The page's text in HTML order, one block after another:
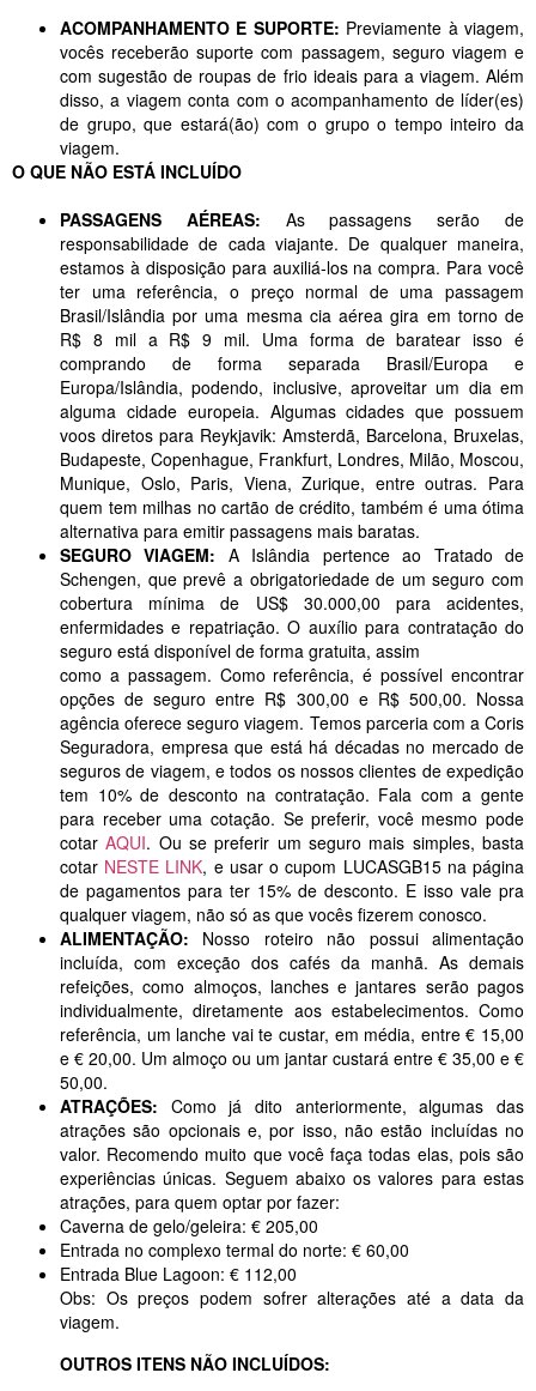
ACOMPANHAMENTO E SUPORTE: Previamente à viagem,
vocês receberão suporte com passagem, seguro viagem e
com sugestão de roupas de frio ideais para a viagem. Além
disso, a viagem conta com o acompanhamento de líder(es)
de grupo, que estará(ão) com o grupo o tempo inteiro da
viagem.
O QUE NÃO ESTÁ INCLUÍDO
PASSAGENS AÉREAS: As passagens serão de
responsabilidade de cada viajante. De qualquer maneira,
estamos à disposição para auxiliá-los na compra. Para você
ter uma referência, o preço normal de uma passagem
Brasil/Islândia por uma mesma cia aérea gira em torno de
R$ 8 mil a R$ 9 mil. Uma forma de baratear isso é
comprando de forma separada Brasil/Europa e
Europa/Islândia, podendo, inclusive, aproveitar um dia em
alguma cidade europeia. Algumas cidades que possuem
voos diretos para Reykjavik: Amsterdã, Barcelona, Bruxelas,
Budapeste, Copenhague, Frankfurt, Londres, Milão, Moscou,
Munique, Oslo, Paris, Viena, Zurique, entre outras. Para
quem tem milhas no cartão de crédito, também é uma ótima
alternativa para emitir passagens mais baratas.
SEGURO VIAGEM: A Islândia pertence ao Tratado de
Schengen, que prevê a obrigatoriedade de um seguro com
cobertura mínima de US$ 30.000,00 para acidentes,
enfermidades e repatriação. O auxílio para contratação do
seguro está disponível de forma gratuita, assim
como a passagem. Como referência, é possível encontrar
opções de seguro entre R$ 300,00 e R$ 500,00. Nossa
agência oferece seguro viagem. Temos parceria com a Coris
Seguradora, empresa que está há décadas no mercado de
seguros de viagem, e todos os nossos clientes de expedição
tem 10% de desconto na contratação. Fala com a gente
para receber uma cotação. Se preferir, você mesmo pode
cotarAQUI. Ou se preferir um seguro mais simples, basta
cotar NESTE LINK, e usar o cupom LUCASGB15 na página
de pagamentos para ter 15% de desconto. E isso vale pra
qualquer viagem, não só as que vocês fizerem conosco.
ALIMENTAÇÃO: Nosso roteiro não possui alimentação
incluída, com exceção dos cafés da manhã. As demais
refeições, como almoços, lanches e jantares serão pagos
individualmente, diretamente aos estabelecimentos. Como
referência, um lanche vai te custar, em média, entre € 15,00
e € 20,00. Um almoço ou um jantar custará entre € 35,00 e €
50,00.
ATRAÇÕES: Como já dito anteriormente, algumas das
atrações são opcionais e, por isso, não estão incluídas no
valor. Recomendo muito que você faça todas elas, pois são
experiências únicas. Seguem abaixo os valores para estas
atrações, para quem optar por fazer:
Caverna de gelo/geleira: € 205,00
Entrada no complexo termal do norte: € 60,00
Entrada Blue Lagoon: € 112,00
Obs: Os preços podem sofrer alterações até a data da
viagem.
OUTROS ITENS NÃO INCLUÍDOS: